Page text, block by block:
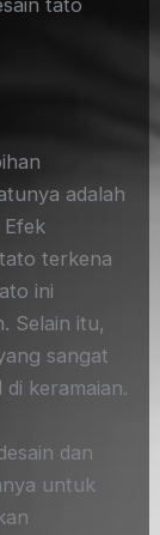
adalah
Efek
terkena
ini
Selain itu,
sangat
keramaian.
dan
untuk